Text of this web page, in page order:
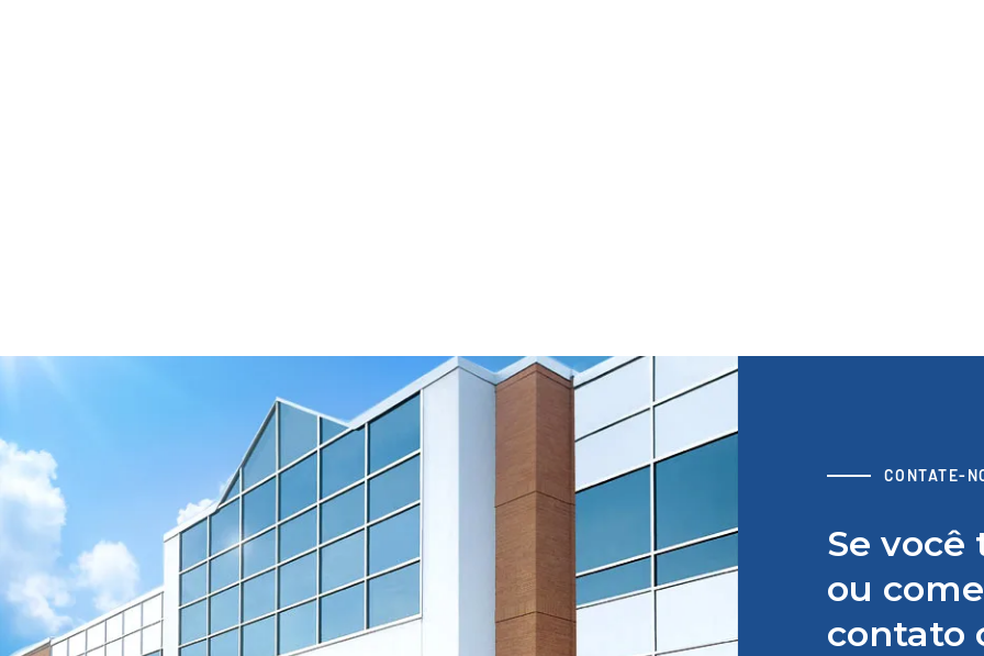
CONTATE-
Se
ou
contato